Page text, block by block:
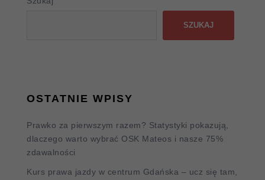
SZUKAJ
OSTATNIE WPISY
Prawko za pierwszym razem? Statystyki pokazują,
dlaczego warto wybrać OSK Mateos i nasze 75%
zdawalności
Kurs prawa jazdy w centrum Gdańska – ucz się tam,